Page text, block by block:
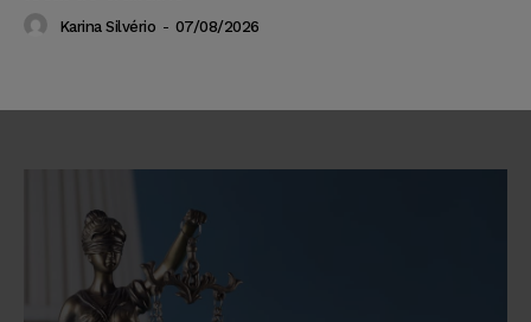
Karina Silvério - 07/08/2026